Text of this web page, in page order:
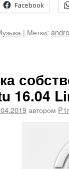
Facebook
| Метки:
16.04
автором